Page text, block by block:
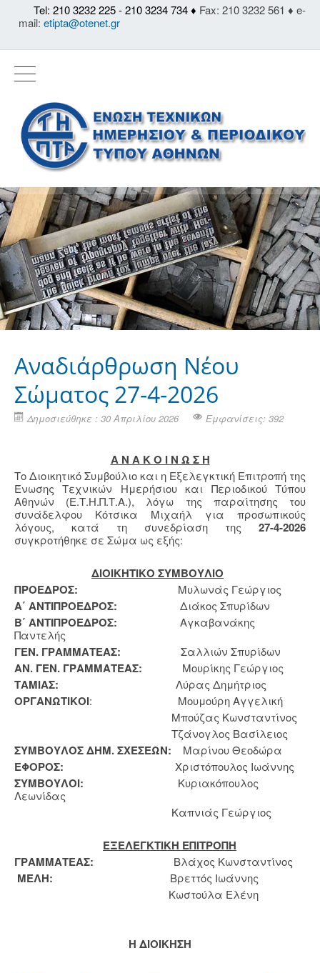
Tel: 210 3232 225 - 210 3234 734 ♦ Fax: 210 3232 561 ♦ e-
mail: etipta@otenet.gr
Αναδιάρθρωση Νέου
Σώματος 27-4-2026
Δημοσιεύθηκε : 30 Απριλίου 2026 Εμφανίσεις: 392
Α Ν Α Κ Ο Ι Ν Ω Σ Η
Το Διοικητικό Συμβούλιο και η Εξελεγκτική Επιτροπή της
Ένωσης Τεχνικών Ημερήσιου και Περιοδικού Τύπου
Αθηνών (Ε.Τ.Η.Π.Τ.Α.), λόγω της παραίτησης του
συνάδελφου Κότσικα Μιχαήλ για προσωπικούς
λόγους, κατά τη συνεδρίαση της 27-4-2026
συγκροτήθηκε σε Σώμα ως εξής:
ΔΙΟΙΚΗΤΙΚΟ ΣΥΜΒΟΥΛΙΟ
ΠΡΟΕΔΡΟΣ:
Μυλωνάς Γεώργιος
Α΄ ΑΝΤΙΠΡΟΕΔΡΟΣ: Διάκος Σπυρίδων
Β΄ ΑΝΤΙΠΡΟΕΔΡΟΣ:
Αγκαβανάκης
Παντελής
ΓΕΝ. ΓΡΑΜΜΑΤΕΑΣ: Σαλλιών Σπυρίδων
ΑΝ. ΓΕΝ. ΓΡΑΜΜΑΤΕΑΣ: Μουρίκης Γεώργιος
ΤΑΜΙΑΣ: Λύρας Δημήτριος
ΟΡΓΑΝΩΤΙΚΟΙ: Μουμούρη Αγγελική
Μπούζας Κωνσταντίνος
Τζάνογλος Βασίλειος
ΣΥΜΒΟΥΛΟΣ ΔΗΜ. ΣΧΕΣΕΩΝ: Μαρίνου Θεοδώρα
ΕΦΟΡΟΣ: Χριστόπουλος Ιωάννης
ΣΥΜΒΟΥΛΟΙ: Κυριακόπουλος
Λεωνίδας
Καπνιάς Γεώργιος
ΕΞΕΛΕΓΚΤΙΚΗ ΕΠΙΤΡΟΠΗ
ΓΡΑΜΜΑΤΕΑΣ: Βλάχος Κωνσταντίνος
ΜΕΛΗ: Βρεττός Ιωάννης
Κωστούλα Ελένη
H ΔΙΟΙΚΗΣΗ